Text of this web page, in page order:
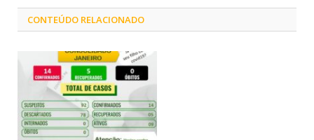
CONTEÚDO RELACIONADO